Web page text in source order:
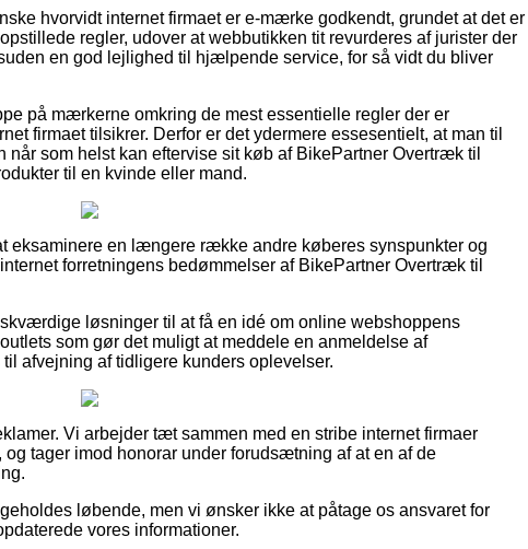
hvorvidt internet firmaet er e-mærke godkendt, grundet at det er
regler, udover at webbutikken tit revurderes af jurister der
en god lejlighed til hjælpende service, for så vidt du bliver
på mærkerne omkring de mest essentielle regler der er
firmaet tilsikrer. Derfor er det ydermere essesentielt, at man til
som helst kan eftervise sit køb af BikePartner Overtræk til
til en kvinde eller mand.
eksaminere en længere række andre køberes synspunkter og
forretningens bedømmelser af BikePartner Overtræk til
løsninger til at få en idé om online webshoppens
som gør det muligt at meddele en anmeldelse af
afvejning af tidligere kunders oplevelser.
Vi arbejder tæt sammen med en stribe internet firmaer
tager imod honorar under forudsætning af at en af de
løbende, men vi ønsker ikke at påtage os ansvaret for
vores informationer.